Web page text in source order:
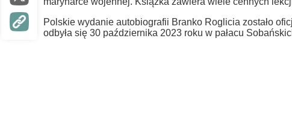
Polskie wydanie autobiografii Branko Roglicia zostało
odbyła się 30 października 2023 roku w pałacu